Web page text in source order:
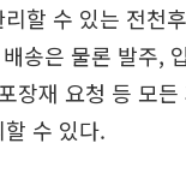
할 수 있는 전천
송은 물론 발주,
장재 요청 등 모
수 있다.